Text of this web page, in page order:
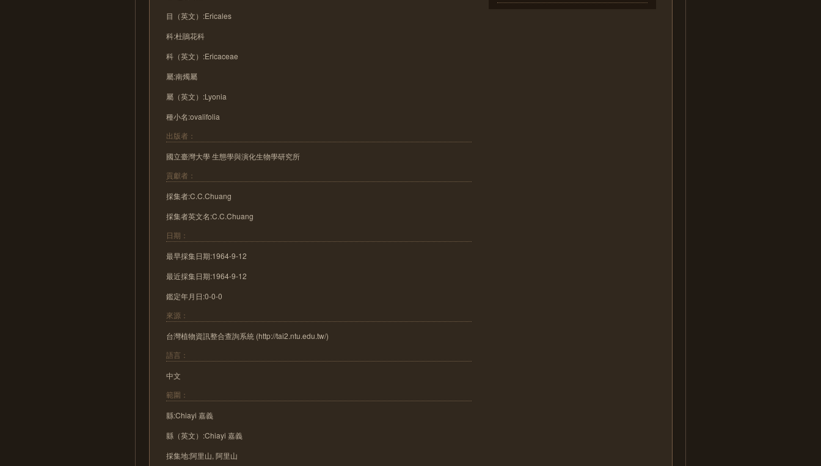
目（英文）:Ericales
科:杜鵑花科
科（英文）:Ericaceae
屬:南燭屬
屬（英文）:Lyonia
種小名:ovalifolia
出版者：
國立臺灣大學 生態學與演化生物學研究所
貢獻者：
採集者:C.C.Chuang
採集者英文名:C.C.Chuang
日期：
最早採集日期:1964-9-12
最近採集日期:1964-9-12
鑑定年月日:0-0-0
來源：
台灣植物資訊整合查詢系統 (http://tai2.ntu.edu.tw/)
語言：
中文
範圍：
縣:Chiayi 嘉義
縣（英文）:Chiayi 嘉義
採集地:阿里山, 阿里山